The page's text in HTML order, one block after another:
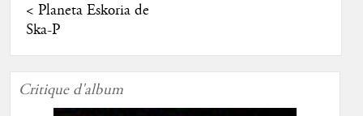
< Planeta Eskoria de
Ska-P
Critique d'album